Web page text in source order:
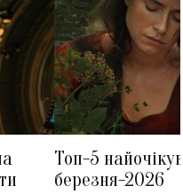
Топ-5
березня-2026